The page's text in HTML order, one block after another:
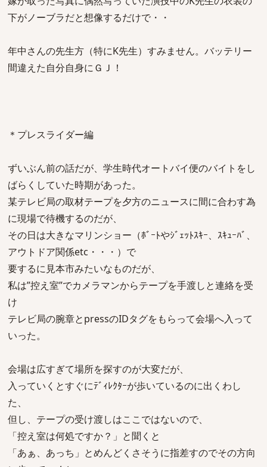
下がノーブラだと想像するだけで・・
年中さんの先生方（特にK先生）すみません。バッテリー
間違えた自分自身にＧＪ！
＊プレスライダー編
ずいぶん前の話だが、学生時代オートバイ便のバイトをし
ばらくしていた時期があった。
某テレビ局の取材テープを夕方のニュースに間に合わす為
に現場で待機するのだが、
その日は大きなマリンショー（ﾎﾞｰﾄやｼﾞｪｯﾄｽｷｰ、ｽｷｭｰﾊﾞ、
アウトドア関係etc・・・）で
要するに見本市みたいなものだが、
私は”控え室”でカメラマンからテープを手渡しと連絡を受
け
テレビ局の腕章とpressのIDタグをもらって会場へ入って
いった。
会場は広すぎて場所を探すのが大変だが、
入っていくとすぐにﾃﾞｨﾚｸﾀｰが歩いているのに出くわし
た、
但し、テープの受け渡しはここではないので、
「控え室は何処ですか？」と聞くと
「あぁ、あっち」とめんどくさそうに指差すのでその方向